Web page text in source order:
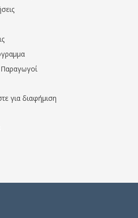
για διαφήμιση